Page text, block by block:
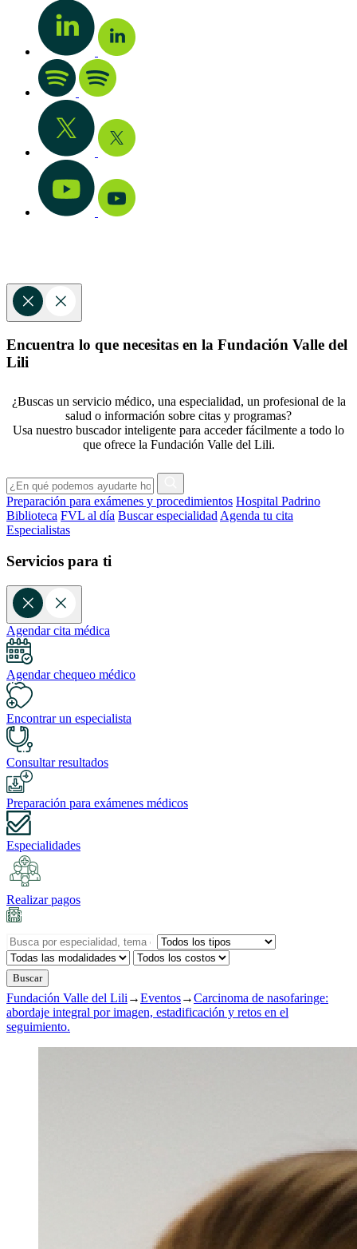
Encuentra lo que necesitas en la Fundación Valle del
Lili
¿Buscas un servicio médico, una especialidad, un profesional de la
salud o información sobre citas y programas?
Usa nuestro buscador inteligente para acceder fácilmente a todo lo
que ofrece la Fundación Valle del Lili.
Preparación para exámenes y procedimientos Hospital Padrino
Biblioteca FVL al día Buscar especialidad Agenda tu cita
Especialistas
Servicios para ti
Agendar cita médica
Agendar chequeo médico
Encontrar un especialista
Consultar resultados
Preparación para exámenes médicos
Especialidades
Realizar pagos
Fundación Valle del Lili →Eventos→Carcinoma de nasofaringe:
abordaje integral por imagen, estadificación y retos en el
seguimiento.